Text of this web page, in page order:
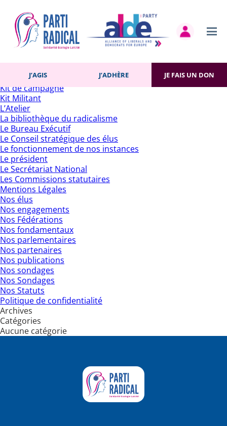
J’AGIS J’ADHÈRE JE FAIS UN DON
Pages
Accueil
Actualités
Contact
J’adhère
Kit de campagne
Kit Militant
L’Atelier
La bibliothèque du radicalisme
Le Bureau Exécutif
Le Conseil stratégique des élus
Le fonctionnement de nos instances
Le président
Le Secrétariat National
Les Commissions statutaires
Mentions Légales
Nos élus
Nos engagements
Nos Fédérations
Nos fondamentaux
Nos parlementaires
Nos partenaires
Nos publications
Nos sondages
Nos Sondages
Nos Statuts
Politique de confidentialité
Archives
Catégories
Aucune catégorie